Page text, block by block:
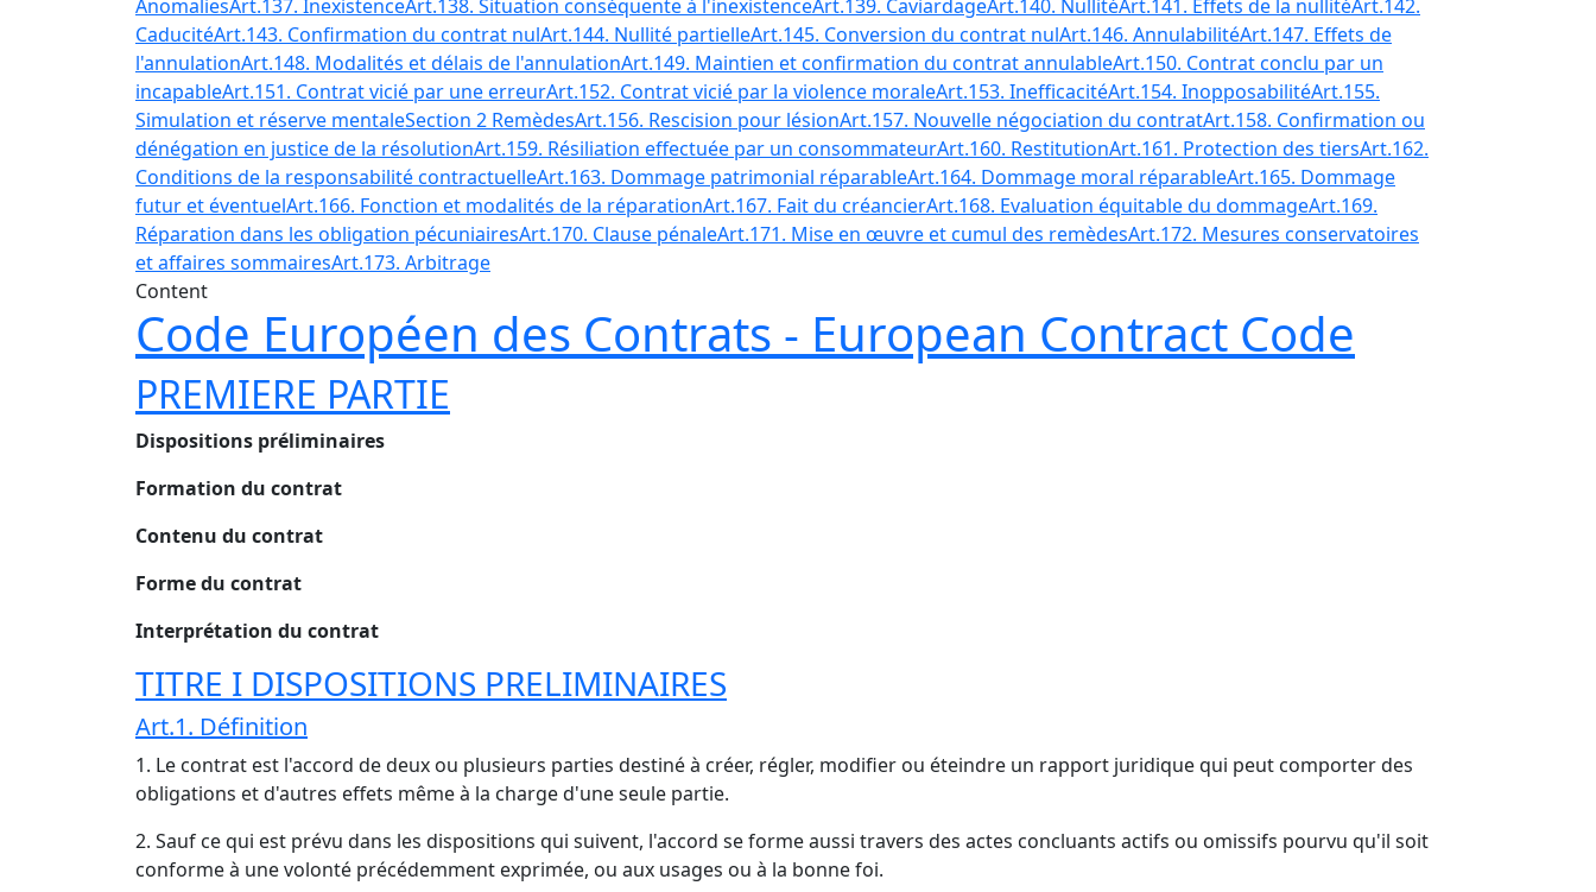
AnomaliesArt.137. InexistenceArt.138. Situation conséquente à l'inexistenceArt.139. CaviardageArt.140. NullitéArt.141. Effets de la nullitéArt.142.
CaducitéArt.143. Confirmation du contrat nulArt.144. Nullité partielleArt.145. Conversion du contrat nulArt.146. AnnulabilitéArt.147. Effets de
l'annulationArt.148. Modalités et délais de l'annulationArt.149. Maintien et confirmation du contrat annulableArt.150. Contrat conclu par un
incapableArt.151. Contrat vicié par une erreurArt.152. Contrat vicié par la violence moraleArt.153. InefficacitéArt.154. InopposabilitéArt.155.
Simulation et réserve mentaleSection 2 RemèdesArt.156. Rescision pour lésionArt.157. Nouvelle négociation du contratArt.158. Confirmation ou
dénégation en justice de la résolutionArt.159. Résiliation effectuée par un consommateurArt.160. RestitutionArt.161. Protection des tiersArt.162.
Conditions de la responsabilité contractuelleArt.163. Dommage patrimonial réparableArt.164. Dommage moral réparableArt.165. Dommage
futur et éventuelArt.166. Fonction et modalités de la réparationArt.167. Fait du créancierArt.168. Evaluation équitable du dommageArt.169.
Réparation dans les obligation pécuniairesArt.170. Clause pénaleArt.171. Mise en œuvre et cumul des remèdesArt.172. Mesures conservatoires
et affaires sommairesArt.173. Arbitrage
Content
Code Européen des Contrats - European Contract Code
PREMIERE PARTIE
Dispositions préliminaires
Formation du contrat
Contenu du contrat
Forme du contrat
Interprétation du contrat
TITRE I DISPOSITIONS PRELIMINAIRES
Art.1. Définition
1. Le contrat est l'accord de deux ou plusieurs parties destiné à créer, régler, modifier ou éteindre un rapport juridique qui peut comporter des
obligations et d'autres effets même à la charge d'une seule partie.
2. Sauf ce qui est prévu dans les dispositions qui suivent, l'accord se forme aussi travers des actes concluants actifs ou omissifs pourvu qu'il soit
conforme à une volonté précédemment exprimée, ou aux usages ou à la bonne foi.